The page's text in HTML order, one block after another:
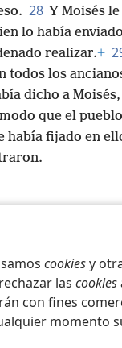
cookiesy
las cookies
con fines
momento
28 Y Moisés
lo había
realizar.+
todos los
dicho a
que el
había fijado en